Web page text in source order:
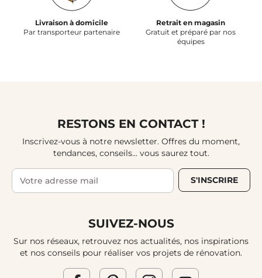
Livraison à domicile
Par transporteur partenaire
Retrait en magasin
Gratuit et préparé par nos
équipes
RESTONS EN CONTACT !
Inscrivez-vous à notre newsletter. Offres du moment,
tendances, conseils... vous saurez tout.
S'INSCRIRE
SUIVEZ-NOUS
Sur nos réseaux, retrouvez nos actualités, nos inspirations
et nos conseils pour réaliser vos projets de rénovation.